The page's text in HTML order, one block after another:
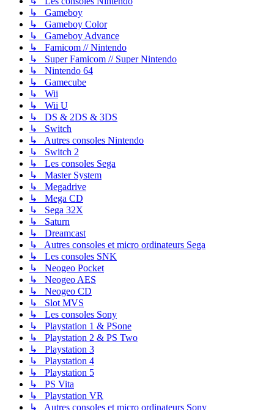
↳ Gameboy
↳ Gameboy Color
↳ Gameboy Advance
↳ Famicom // Nintendo
↳ Super Famicom // Super Nintendo
↳ Nintendo 64
↳ Gamecube
↳ Wii
↳ Wii U
↳ DS & 2DS & 3DS
↳ Switch
↳ Autres consoles Nintendo
↳ Switch 2
↳ Les consoles Sega
↳ Master System
↳ Megadrive
↳ Mega CD
↳ Sega 32X
↳ Saturn
↳ Dreamcast
↳ Autres consoles et micro ordinateurs Sega
↳ Les consoles SNK
↳ Neogeo Pocket
↳ Neogeo AES
↳ Neogeo CD
↳ Slot MVS
↳ Les consoles Sony
↳ Playstation 1 & PSone
↳ Playstation 2 & PS Two
↳ Playstation 3
↳ Playstation 4
↳ Playstation 5
↳ PS Vita
↳ Playstation VR
↳ Autres consoles et micro ordinateurs Sony